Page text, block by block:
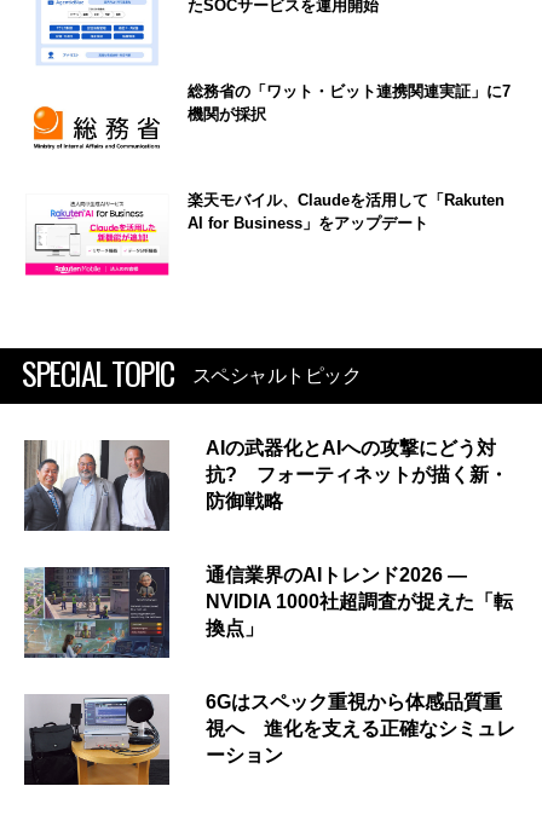
たSOCサービスを運用開始
総務省の「ワット・ビット連携関連実証」に7
機関が採択
楽天モバイル、Claudeを活用して「Rakuten
AI for Business」をアップデート
SPECIAL TOPIC スペシャルトピック
AIの武器化とAIへの攻撃にどう対
抗? フォーティネットが描く新・
防御戦略
通信業界のAIトレンド2026 ―
NVIDIA 1000社超調査が捉えた「転
換点」
6Gはスペック重視から体感品質重
視へ 進化を支える正確なシミュレ
ーション